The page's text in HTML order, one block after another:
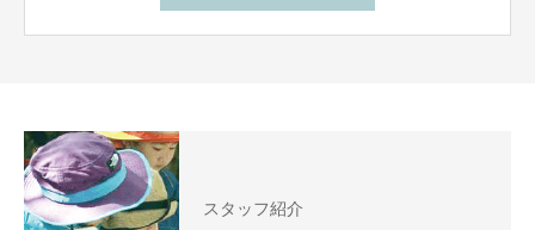
スタッフ紹介